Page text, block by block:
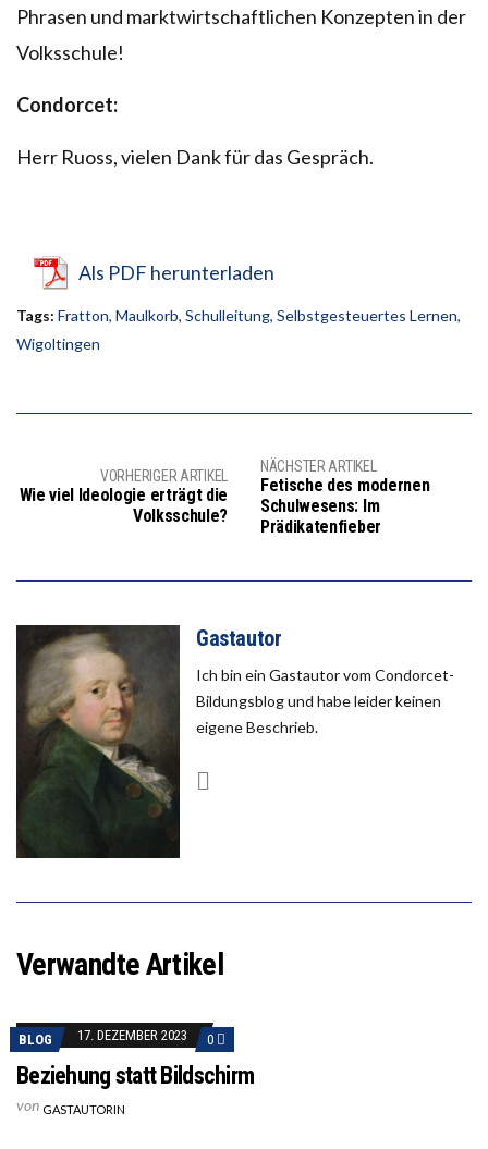
Phrasen und marktwirtschaftlichen Konzepten in der
Volksschule!
Condorcet:
Herr Ruoss, vielen Dank für das Gespräch.
Als PDF herunterladen
Tags: Fratton, Maulkorb, Schulleitung, Selbstgesteuertes Lernen,
Wigoltingen
VORHERIGER ARTIKEL
Wie viel Ideologie erträgt die
Volksschule?
NÄCHSTER ARTIKEL
Fetische des modernen
Schulwesens: Im
Prädikatenfieber
Gastautor
Ich bin ein Gastautor vom Condorcet-
Bildungsblog und habe leider keinen
eigene Beschrieb.
Verwandte Artikel
BLOG 17. DEZEMBER 2023 0
Beziehung statt Bildschirm
von GASTAUTORIN